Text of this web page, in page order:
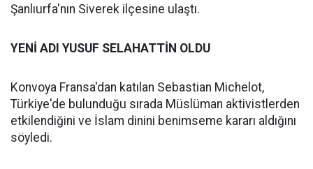
Şanlıurfa'nın Siverek ilçesine ulaştı.
YENİ ADI YUSUF SELAHATTİN OLDU
Konvoya Fransa'dan katılan Sebastian Michelot,
Türkiye'de bulunduğu sırada Müslüman aktivistlerden
etkilendiğini ve İslam dinini benimseme kararı aldığını
söyledi.